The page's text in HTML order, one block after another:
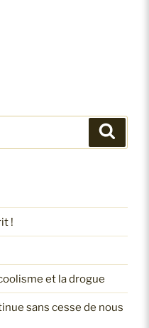
!
et la drogue
sans cesse de nous